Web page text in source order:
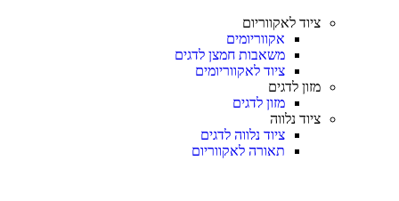
ציוד לאקווריום
אקווריומים
משאבות חמצן לדגים
ציוד לאקווריומים
מזון לדגים
מזון לדגים
ציוד נלווה
ציוד נלווה לדגים
תאורה לאקווריום